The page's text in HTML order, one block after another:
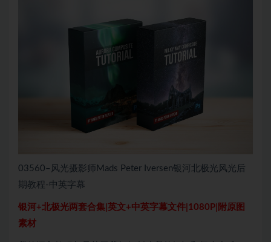
03560–风光摄影师Mads Peter Iversen银河北极光风光后
期教程-中英字幕
银河+北极光两套合集|英文+中英字幕文件|1080P|附原图
素材